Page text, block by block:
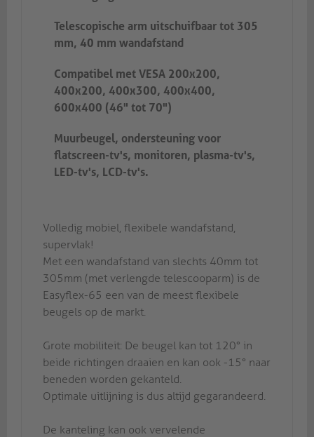
Telescopische arm uitschuifbaar tot 305
mm, 40 mm wandafstand
Compatibel met VESA 200x200,
400x200, 400x300, 400x400,
600x400 (46" tot 70")
Muurbeugel, ondersteuning voor
flatscreen-tv's, monitoren, plasma-tv's,
LED-tv's, LCD-tv's.
Volledig mobiel, flexibele wandafstand,
supervlak!
Met een wandafstand van slechts 40mm tot
305mm (met verlengde telescooparm) is de
Easyflex-65 een van de meest flexibele
beugels op de markt.
Grote mobiliteit: De beugel kan tot 120° in
beide richtingen draaien en kan ook -15° naar
beneden worden gekanteld.
Optimale uitlijning is dus altijd gegarandeerd.
De kanteling kan ook vervelende